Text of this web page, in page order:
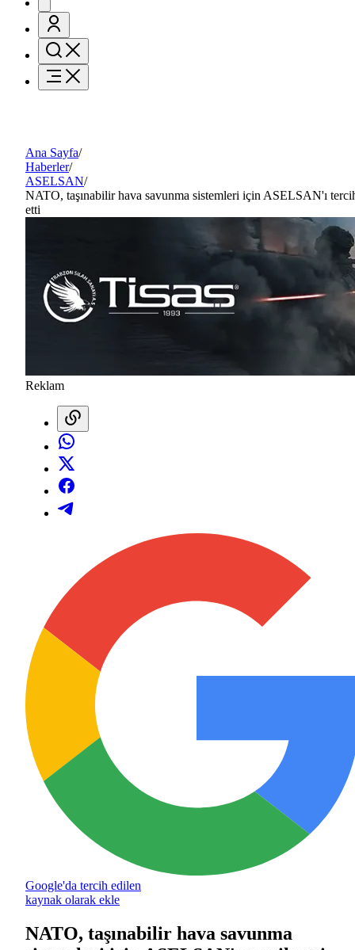
Ana Sayfa/
Haberler/
ASELSAN/
NATO, taşınabilir hava savunma sistemleri için ASELSAN'ı
etti
Reklam
Google'da tercih edilen
kaynak olarak ekle
NATO, taşınabilir hava savunma